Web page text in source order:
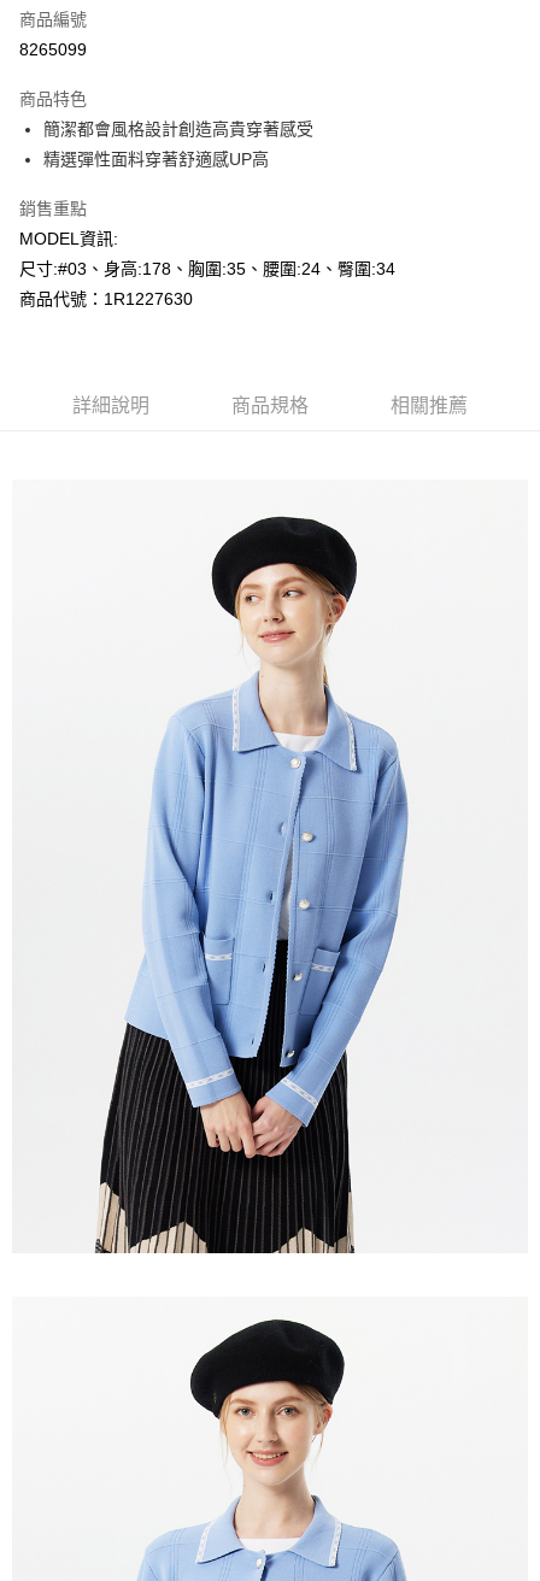
超商取貨付款
Apple Pay
悠遊付
Google Pay
AFTEE先享後付
相關說明
２．便利：只要手機號碼，簡訊認證，即可結帳。
２．訂單成立數日內，您將收到繳費通知簡訊。
３．收到繳費通知簡訊後14天內，點擊此簡訊中的連結，可透過四大超商／
ATM／網路銀行／等多元方式進行付款，方視為交易完成。
※ 請注意：結帳手續完成當下不需立刻繳費，但若您需要取消訂單，請聯絡
購買商品的店家。未經商家同意取消之訂單仍視為有效，需透過AFTEE先享
※ 交易是否成功請以「AFTEE先享後付 」之結帳頁面顯示為準，若有關於
是否繳費成功／繳費後需取消欲退款等相關疑問，請聯繫「AFTEE先享後付
https://netprotections.freshdesk.com/support/home
１．透過由恩沛科技股份有限公司提供之「AFTEE先享後付」服務完成之交
易，需依本服務之必要範圍內提供個人資料，並將交易相關給付款項請求債
權轉讓予恩沛科技股份有限公司。
２．關於個人資料處理事宜，請瀏覽以下網址：
https://aftee.tw/terms/#terms3
３．未成年的使用者請事先徵得法定代理人或監護人之同意方可使用
「AFTEE先享後付」，若未經同意申辦者引起之損失，本公司不負相關責
４．使用「AFTEE先享後付」時，將依據個別帳號之用戶狀況，依本公司即
時審查核予不同之上限額度；若仍有額度不足之情形，本公司將視審查結果
請求用戶進行身份認證。
５．嚴禁一人註冊多個帳號或使用他人資訊註冊。若發現惡意使用之情形，
恩沛科技股份有限公司將有權停止該用戶之使用額度並採取法律行動。
每筆NT$60，滿NT$2,000(含以上)免運費
每筆NT$60，滿NT$2,000(含以上)免運費
付款後7-11取貨---滿2000元免運
每筆NT$60，滿NT$2,000(含以上)免運費
每筆NT$120，滿NT$2,000(含以上)免運費
商品編號
8265099
商品特色
簡潔都會風格設計創造高貴穿著感受
精選彈性面料穿著舒適感UP高
銷售重點
MODEL資訊:
尺寸:#03、身高:178、胸圍:35、腰圍:24、臀圍:34
商品代號：1R1227630
詳細說明 商品規格 相關推薦